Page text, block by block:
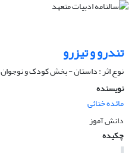
تندرو و تیزرو
نوع اثر : داستان - بخش کودک و نوجوان
نویسنده
مائده ختائی
دانش آموز
چکیده